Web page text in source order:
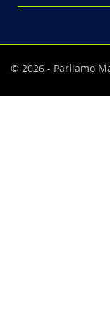
© 2026 - Parliamo